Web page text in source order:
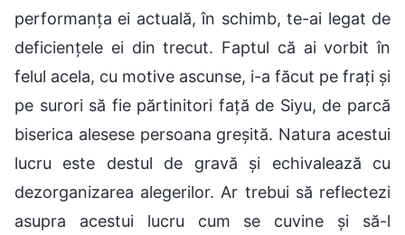
performanța ei actuală, în schimb, te-ai legat de
deficiențele ei din trecut. Faptul că ai vorbit în
felul acela, cu motive ascunse, i-a făcut pe frați și
pe surori să fie părtinitori față de Siyu, de parcă
biserica alesese persoana greșită. Natura acestui
lucru este destul de gravă și echivalează cu
dezorganizarea alegerilor. Ar trebui să reflectezi
asupra acestui lucru cum se cuvine și să-l